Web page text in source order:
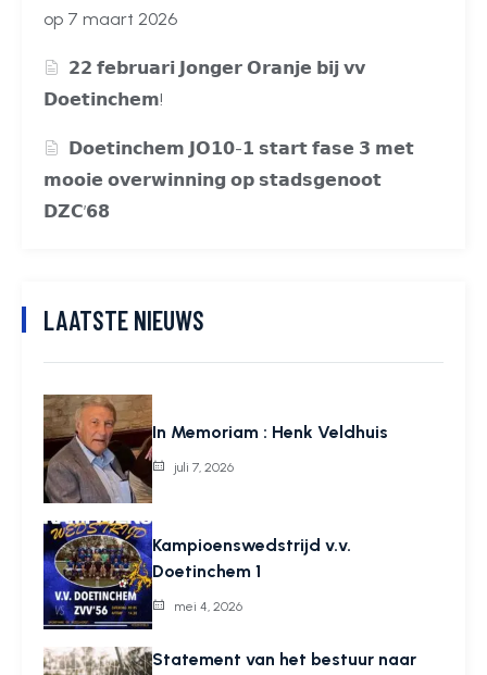
op 7 maart 2026
𝟮𝟮 𝗳𝗲𝗯𝗿𝘂𝗮𝗿𝗶 𝗝𝗼𝗻𝗴𝗲𝗿 𝗢𝗿𝗮𝗻𝗷𝗲 𝗯𝗶𝗷 𝘃𝘃
𝗗𝗼𝗲𝘁𝗶𝗻𝗰𝗵𝗲𝗺!
𝗗𝗼𝗲𝘁𝗶𝗻𝗰𝗵𝗲𝗺 𝗝𝗢𝟭𝟬-𝟭 𝘀𝘁𝗮𝗿𝘁 𝗳𝗮𝘀𝗲 𝟯 𝗺𝗲𝘁
𝗺𝗼𝗼𝗶𝗲 𝗼𝘃𝗲𝗿𝘄𝗶𝗻𝗻𝗶𝗻𝗴 𝗼𝗽 𝘀𝘁𝗮𝗱𝘀𝗴𝗲𝗻𝗼𝗼𝘁
𝗗𝗭𝗖’𝟲𝟴
LAATSTE NIEUWS
In Memoriam : Henk Veldhuis
juli 7, 2026
Kampioenswedstrijd v.v.
Doetinchem 1
mei 4, 2026
Statement van het bestuur naar